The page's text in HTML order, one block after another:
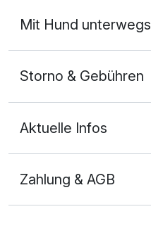
Mit Hund unterwegs
Storno & Gebühren
Aktuelle Infos
Zahlung & AGB